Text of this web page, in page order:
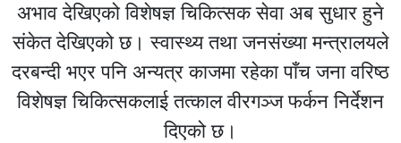
अभाव देखिएको विशेषज्ञ चिकित्सक सेवा अब सुधार हुने
संकेत देखिएको छ। स्वास्थ्य तथा जनसंख्या मन्त्रालयले
दरबन्दी भएर पनि अन्यत्र काजमा रहेका पाँच जना वरिष्ठ
विशेषज्ञ चिकित्सकलाई तत्काल वीरगञ्ज फर्कन निर्देशन
दिएको छ।